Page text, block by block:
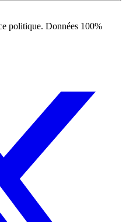
politique. Données 100%